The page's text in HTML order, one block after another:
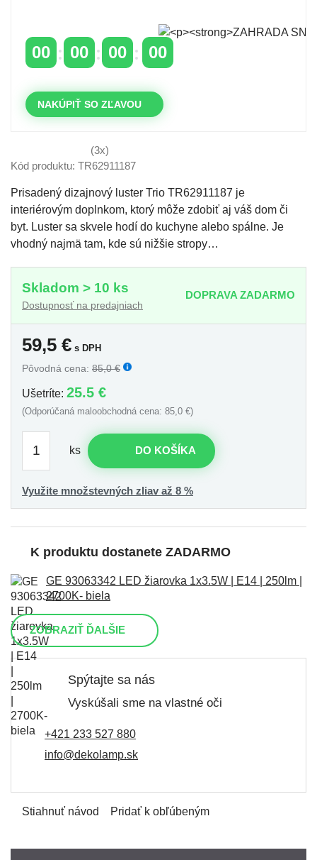
00 00 00 00
NAKÚPIŤ SO ZĽAVOU
(3x)
Kód produktu: TR62911187
Prisadený dizajnový luster Trio TR62911187 je
interiérovým doplnkom, ktorý môže zdobiť aj váš dom či
byt. Luster sa skvele hodí do kuchyne alebo spálne. Je
vhodný najmä tam, kde sú nižšie stropy…
Skladom > 10 ks
Dostupnosť na predajniach
DOPRAVA ZADARMO
59,5 € s DPH
Pôvodná cena: 85,0 €
Ušetríte: 25.5 €
(Odporúčaná maloobchodná cena: 85,0 €)
ks DO KOŠÍKA
Využite množstevných zliav až 8 %
K produktu dostanete ZADARMO
GE 93063342 LED žiarovka 1x3.5W | E14 | 250lm |
2700K- biela
ZOBRAZIŤ ĎALŠIE
Spýtajte sa nás
Vyskúšali sme na vlastné oči
+421 233 527 880
info@dekolamp.sk
Stiahnuť návod Pridať k obľúbeným